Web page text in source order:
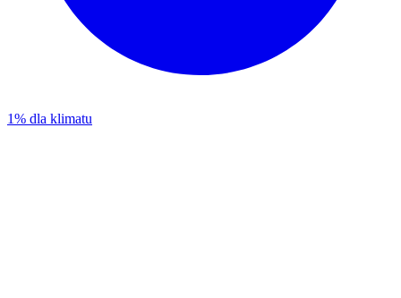
1% dla klimatu